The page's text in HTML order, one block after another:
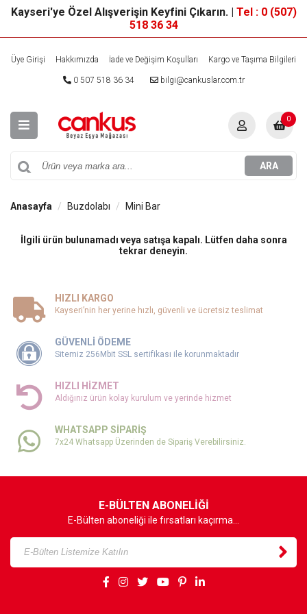
Kayseri'ye Özel Alışverişin Keyfini Çıkarın. | Tel : 0 (507)
518 36 34
Üye Girişi Hakkımızda İade ve Değişim Koşulları Kargo ve Taşıma Bilgileri
0 507 518 36 34 bilgi@cankuslar.com.tr
ARA
0
Anasayfa Buzdolabı Mini Bar
İlgili ürün bulunamadı veya satışa kapalı. Lütfen daha sonra
tekrar deneyin.
HIZLI KARGO
Kayseri’nin her yerine hızlı, güvenli ve ücretsiz teslimat
GÜVENLİ ÖDEME
Sitemiz 256Mbit SSL sertifikası ile korunmaktadır
HIZLI HİZMET
Aldığınız ürün kolay kurulum ve yerinde hizmet
WHATSAPP SİPARİŞ
7x24 Whatsapp Üzerinden de Sipariş Verebilirsiniz.
E-BÜLTEN ABONELİĞİ
E-Bülten aboneliği ile fırsatları kaçırma...